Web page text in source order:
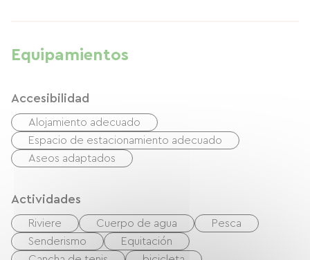
Equipamientos
Accesibilidad
Alojamiento adecuado
Espacio de estacionamiento adecuado
Aseos adaptados
Actividades
Riviere Cuerpo de agua
Pesca
Senderismo
Equitación